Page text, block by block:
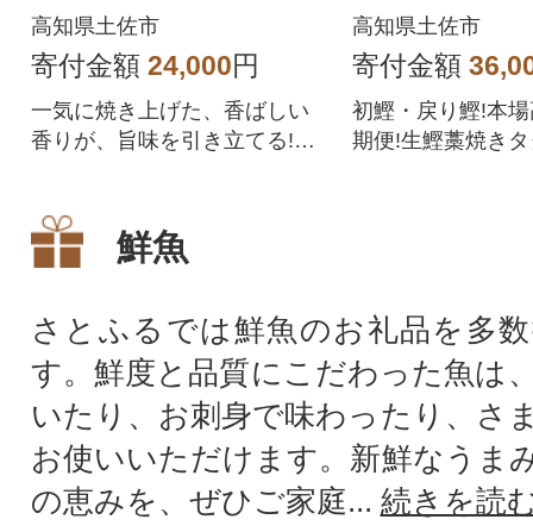
高知県土佐市
寄付金額 24,000円
一気に焼き上げた、香ばしい
香りが、旨味を引き立てる!鰹
＜4月・10月
＞全2回
高知県土佐市
寄付金額
初鰹・戻り鰹!本
期便!生鰹藁焼き
鮮魚
さとふるでは鮮魚のお礼品を多
す。鮮度と品質にこだわった魚は
いたり、お刺身で味わったり、さ
お使いいただけます。新鮮なうま
の恵みを、ぜひご家庭... 続きを読